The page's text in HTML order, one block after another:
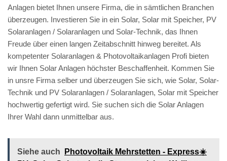
Anlagen bietet Ihnen unsere Firma, die in sämtlichen Branchen
überzeugen. Investieren Sie in ein Solar, Solar mit Speicher, PV
Solaranlagen / Solaranlagen und Solar-Technik, das Ihnen
Freude über einen langen Zeitabschnitt hinweg bereitet. Als
kompetenter Solaranlagen & Photovoltaikanlagen Profi bieten
wir Ihnen Solar Anlagen höchster Beschaffenheit. Kommen Sie
in unsre Firma selber und überzeugen Sie sich, wie Solar, Solar-
Technik und PV Solaranlagen / Solaranlagen, Solar mit Speicher
hochwertig gefertigt wird. Sie suchen sich die Solar Anlagen
Ihrer Wahl dann unmittelbar aus.
Siehe auch
Photovoltaik Mehrstetten - Express☀️